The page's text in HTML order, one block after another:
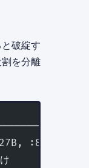
破綻す
を分離
27B, :8080)   │
分け          │